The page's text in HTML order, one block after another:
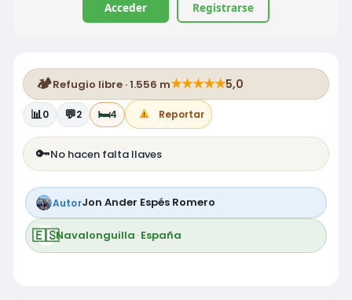
Acceder Registrarse
🏕️Refugio libre · 1.556 m★★★★★5,0
📊0 💬2 🛏️4 Reportar
🔑No hacen falta llaves
AutorJon Ander Espés Romero
🇪🇸Navalonguilla ·España